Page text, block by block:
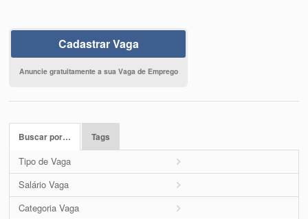
Cadastrar Vaga
Anuncie gratuitamente a sua Vaga de Emprego
Buscar por… Tags
Tipo de Vaga
Salário Vaga
Categoria Vaga